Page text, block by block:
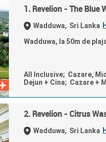
1. Revelion - The Blue
Wadduwa, Sri Lanka
Wadduwa, la 50m de
All Inclusive; Cazare,
Dejun + Cina; Cazare +
2. Revelion - Citrus
Wadduwa, Sri Lanka